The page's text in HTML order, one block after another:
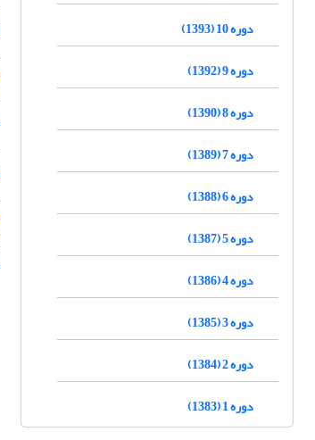
دوره 10 (1393)
دوره 9 (1392)
دوره 8 (1390)
دوره 7 (1389)
دوره 6 (1388)
دوره 5 (1387)
دوره 4 (1386)
دوره 3 (1385)
دوره 2 (1384)
دوره 1 (1383)